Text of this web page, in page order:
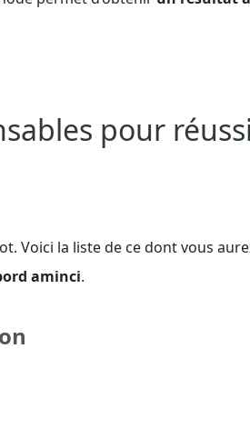
pour
Voici la liste de ce dont vous
aminci.